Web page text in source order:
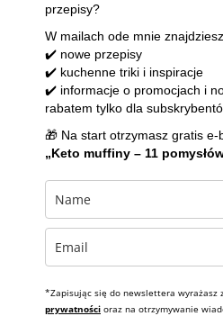
przepisy?
W mailach ode mnie
✔️ nowe przepisy
✔️ kuchenne triki i inspiracje
✔️ informacje o promocjach i
rabatem tylko dla
🎁 Na start otrzymasz gratis e-
„Keto muffiny – 11
*Zapisując się do newslettera wyrażasz
prywatności oraz na otrzymywanie